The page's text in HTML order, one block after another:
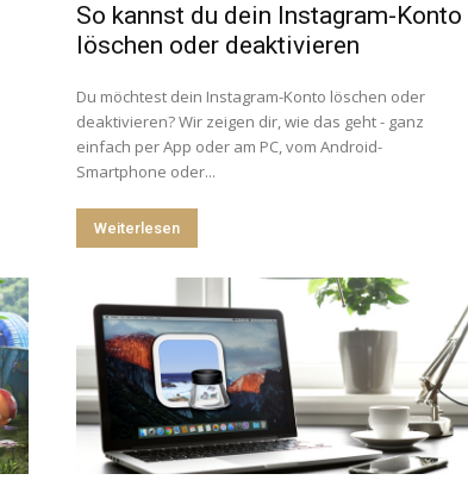
So kannst du dein Instagram-Konto
löschen oder deaktivieren
Du möchtest dein Instagram-Konto löschen oder
deaktivieren? Wir zeigen dir, wie das geht - ganz
einfach per App oder am PC, vom Android-
Smartphone oder...
Weiterlesen